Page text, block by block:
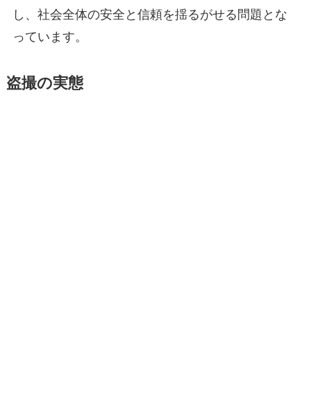
し、社会全体の安全と信頼を揺るがせる問題とな
っています。
盗撮の実態